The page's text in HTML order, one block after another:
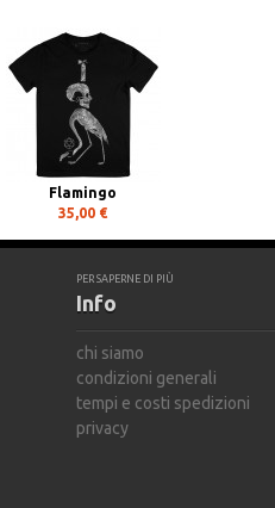
Flamingo
35,00 €
PER SAPERNE DI PIÙ
Info
chi siamo
condizioni generali
tempi e costi spedizioni
privacy